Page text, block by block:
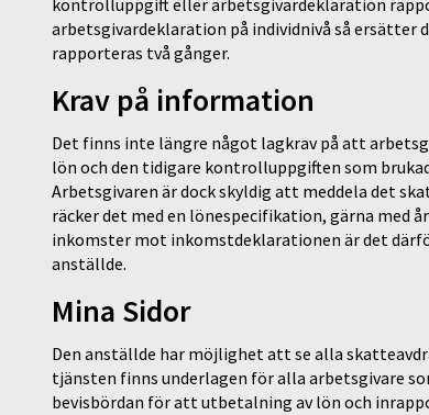
kontrolluppgift eller arbetsgivardeklaration
arbetsgivardeklaration på individnivå så
rapporteras två gånger.
Krav på information
Det finns inte längre något lagkrav på att
lön och den tidigare kontrolluppgiften som
Arbetsgivaren är dock skyldig att meddela det
räcker det med en lönespecifikation, gärna med
inkomster mot inkomstdeklarationen är det
anställde.
Mina Sidor
Den anställde har möjlighet att se alla
tjänsten finns underlagen för alla arbetsgivare
bevisbördan för att utbetalning av lön och